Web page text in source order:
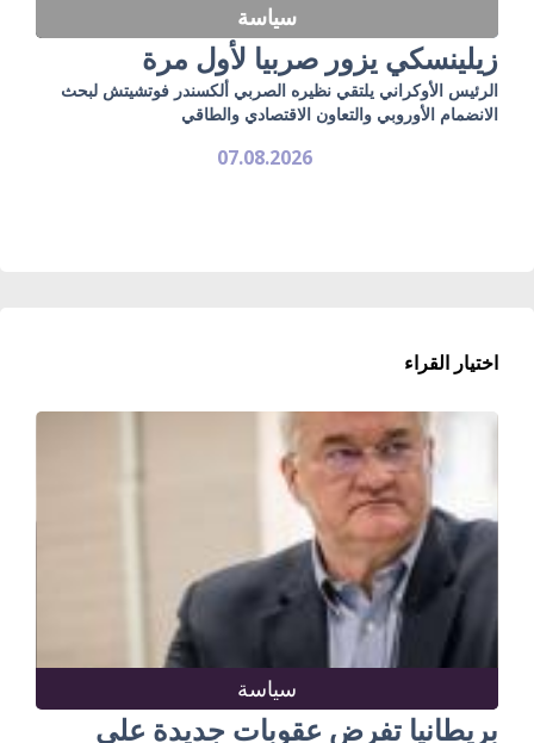
سياسة
زيلينسكي يزور صربيا لأول مرة
الرئيس الأوكراني يلتقي نظيره الصربي ألكسندر فوتشيتش لبحث
الانضمام الأوروبي والتعاون الاقتصادي والطاقي
07.08.2026
اختيار القراء
سياسة
بريطانيا تفرض عقوبات جديدة على